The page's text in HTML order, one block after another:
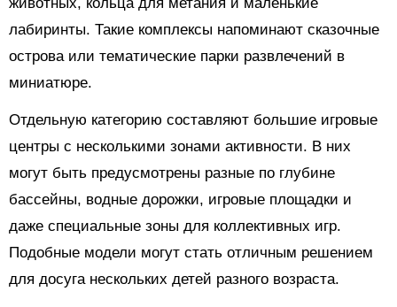
животных, кольца для метания и маленькие
лабиринты. Такие комплексы напоминают сказочные
острова или тематические парки развлечений в
миниатюре.
Отдельную категорию составляют большие игровые
центры с несколькими зонами активности. В них
могут быть предусмотрены разные по глубине
бассейны, водные дорожки, игровые площадки и
даже специальные зоны для коллективных игр.
Подобные модели могут стать отличным решением
для досуга нескольких детей разного возраста.